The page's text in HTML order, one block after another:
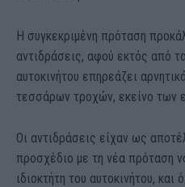
Η συγκεκριμένη πρόταση
αντιδράσεις, αφού εκτός από
αυτοκινήτου επηρεάζει
τεσσάρων τροχών, εκείνο των
Οι αντιδράσεις είχαν ως
προσχέδιο με τη νέα πρόταση
ιδιοκτήτη του αυτοκινήτου,